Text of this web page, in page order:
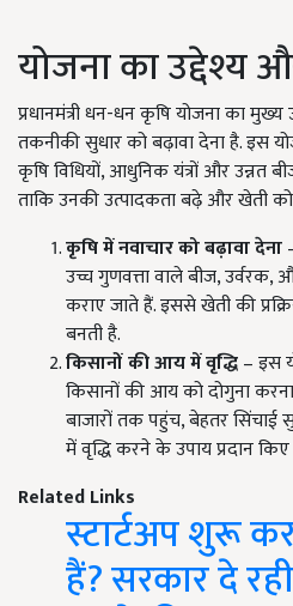
योजना का उद्देश्य
प्रधानमंत्री धन-धन कृषि योजना का
तकनीकी सुधार को बढ़ावा देना है. इस
कृषि विधियों, आधुनिक यंत्रों और उन्नत
ताकि उनकी उत्पादकता बढ़े और खेती
कृषि में नवाचार को बढ़ावा देना
उच्च गुणवत्ता वाले बीज, उर्वरक,
कराए जाते हैं. इससे खेती की
बनती है.
किसानों की आय में वृद्धि– इस
किसानों की आय को दोगुना
बाजारों तक पहुंच, बेहतर सिंचाई
में वृद्धि करने के उपाय प्रदान
Related Links
स्टार्टअप शुरू
हैं? सरकार दे